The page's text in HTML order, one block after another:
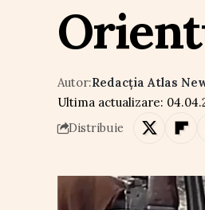
Ultima actualizare:
Autor:Redacția Atlas
Distribuie